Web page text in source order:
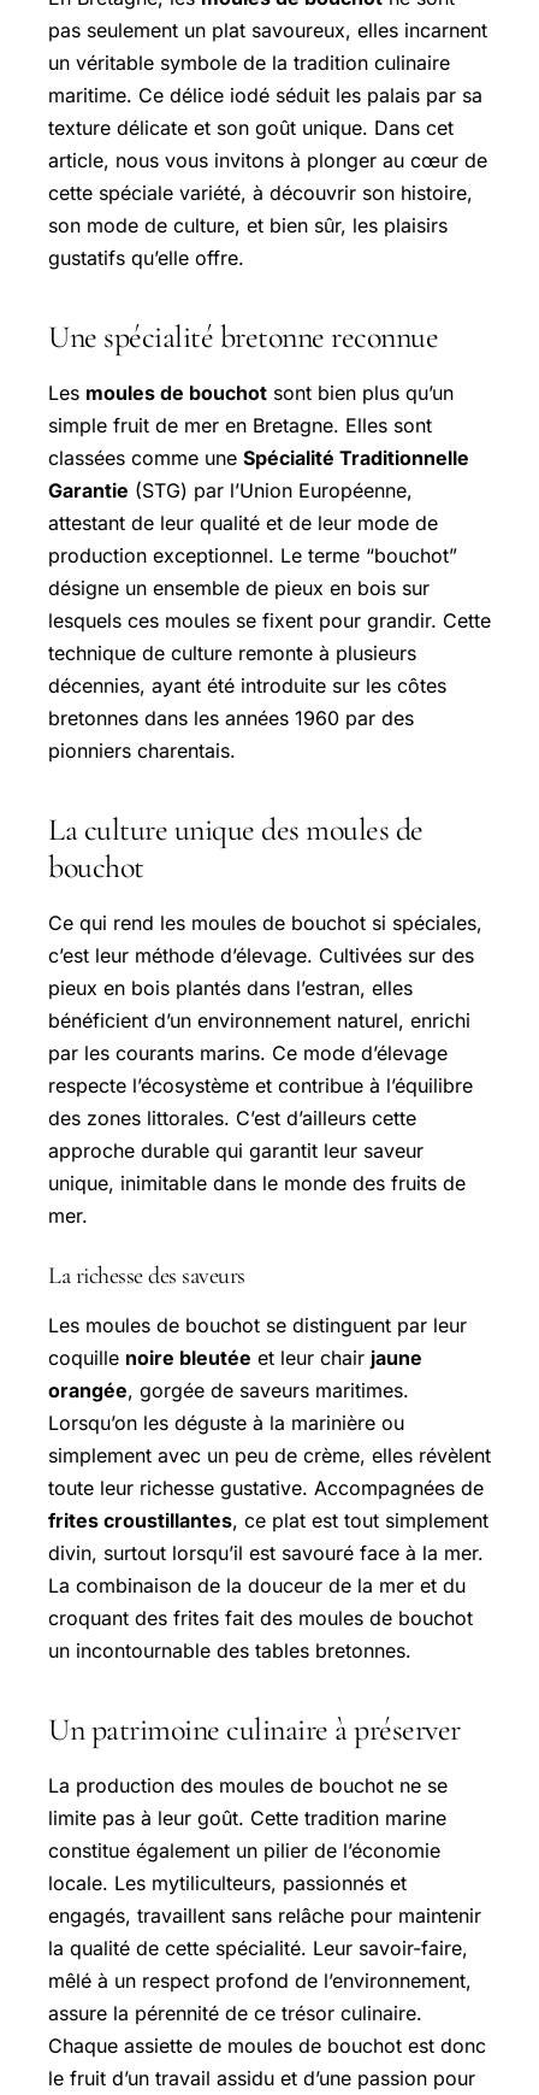
pas seulement un plat savoureux, elles incarnent
un véritable symbole de la tradition culinaire
maritime. Ce délice iodé séduit les palais par sa
texture délicate et son goût unique. Dans cet
article, nous vous invitons à plonger au cœur de
cette spéciale variété, à découvrir son histoire,
son mode de culture, et bien sûr, les plaisirs
gustatifs qu’elle offre.
Une spécialité bretonne reconnue
Les moules de bouchot sont bien plus qu’un
simple fruit de mer en Bretagne. Elles sont
classées comme une Spécialité Traditionnelle
Garantie (STG) par l’Union Européenne,
attestant de leur qualité et de leur mode de
production exceptionnel. Le terme “bouchot”
désigne un ensemble de pieux en bois sur
lesquels ces moules se fixent pour grandir. Cette
technique de culture remonte à plusieurs
décennies, ayant été introduite sur les côtes
bretonnes dans les années 1960 par des
pionniers charentais.
La culture unique des moules de
bouchot
Ce qui rend les moules de bouchot si spéciales,
c’est leur méthode d’élevage. Cultivées sur des
pieux en bois plantés dans l’estran, elles
bénéficient d’un environnement naturel, enrichi
par les courants marins. Ce mode d’élevage
respecte l’écosystème et contribue à l’équilibre
des zones littorales. C’est d’ailleurs cette
approche durable qui garantit leur saveur
unique, inimitable dans le monde des fruits de
mer.
La richesse des saveurs
Les moules de bouchot se distinguent par leur
coquille noire bleutée et leur chair jaune
orangée, gorgée de saveurs maritimes.
Lorsqu’on les déguste à la marinière ou
simplement avec un peu de crème, elles révèlent
toute leur richesse gustative. Accompagnées de
frites croustillantes, ce plat est tout simplement
divin, surtout lorsqu’il est savouré face à la mer.
La combinaison de la douceur de la mer et du
croquant des frites fait des moules de bouchot
un incontournable des tables bretonnes.
Un patrimoine culinaire à préserver
La production des moules de bouchot ne se
limite pas à leur goût. Cette tradition marine
constitue également un pilier de l’économie
locale. Les mytiliculteurs, passionnés et
engagés, travaillent sans relâche pour maintenir
la qualité de cette spécialité. Leur savoir-faire,
mêlé à un respect profond de l’environnement,
assure la pérennité de ce trésor culinaire.
Chaque assiette de moules de bouchot est donc
le fruit d’un travail assidu et d’une passion pour